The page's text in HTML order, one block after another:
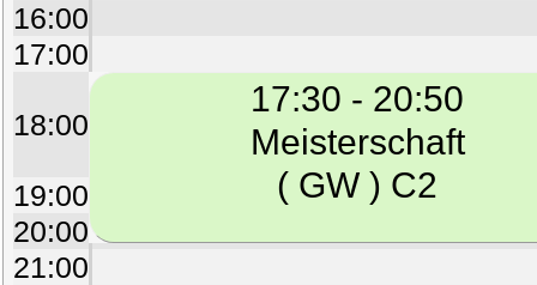
16:00
17:00
17:30 - 20:50
Meisterschaft
( GW ) C2
18:00
19:00
20:00
21:00